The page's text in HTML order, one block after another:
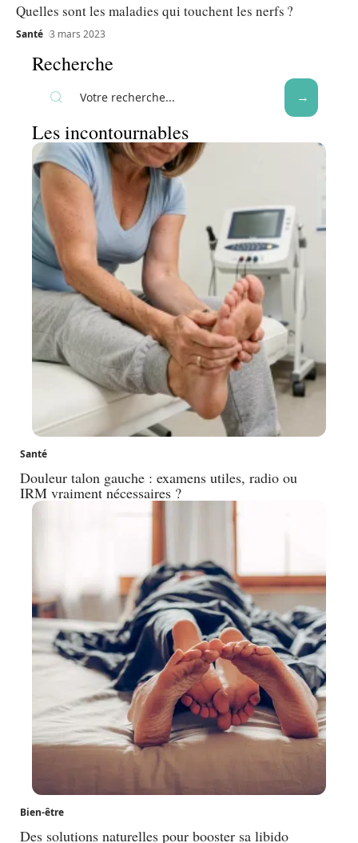
Quelles sont les maladies qui touchent les nerfs ?
Santé 3 mars 2023
Recherche
Les incontournables
Santé
Douleur talon gauche : examens utiles, radio ou
IRM vraiment nécessaires ?
Bien-être
Des solutions naturelles pour booster sa libido